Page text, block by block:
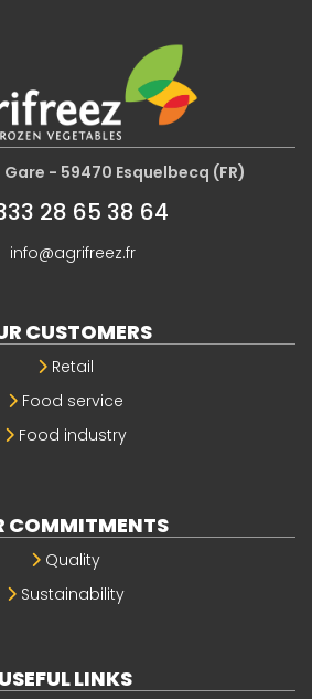
Gare - 59470 Esquelbecq (FR)
28 65 38 64
info@agrifreez.fr
CUSTOMERS
Retail
Food service
Food industry
COMMITMENTS
Quality
Sustainability
USEFUL LINKS